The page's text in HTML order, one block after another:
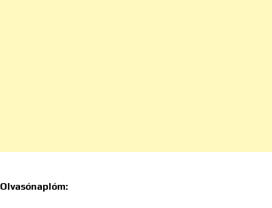
Olvasónaplóm: